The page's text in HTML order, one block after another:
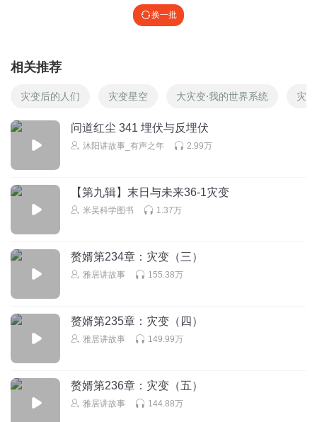
换一批
相关推荐
灾变后的人们 灾变星空 大灾变⋅我的世界系统 灾
问道红尘 341 埋伏与反埋伏
沐阳讲故事_有声之年 2.99万
【第九辑】末日与未来36-1灾变
米吴科学图书 1.37万
赘婿第234章：灾变（三）
雅居讲故事 155.38万
赘婿第235章：灾变（四）
雅居讲故事 149.99万
赘婿第236章：灾变（五）
雅居讲故事 144.88万